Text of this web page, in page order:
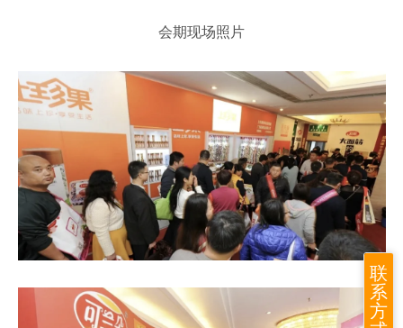
会期现场照片
联
系
方